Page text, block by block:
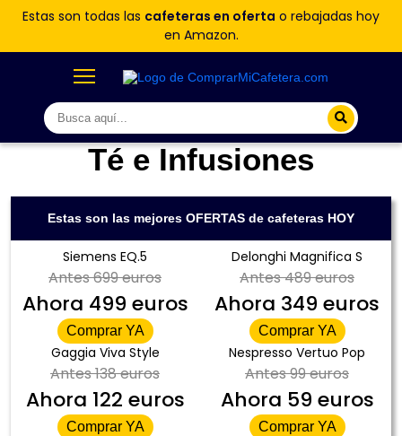
Estas son todas las cafeteras en oferta o rebajadas hoy
en Amazon.
Té e Infusiones
Estas son las mejores OFERTAS de cafeteras HOY
Siemens EQ.5
Antes699 euros
Ahora 499 euros
Comprar YA
Delonghi Magnifica S
Antes489 euros
Ahora 349 euros
Comprar YA
Gaggia Viva Style
Antes138 euros
Ahora 122 euros
Comprar YA
Nespresso Vertuo Pop
Antes99 euros
Ahora 59 euros
Comprar YA